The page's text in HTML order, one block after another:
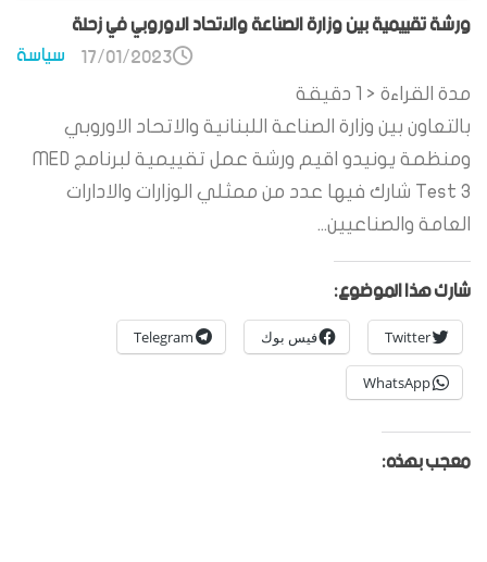
ورشة تقييمية بين وزارة الصناعة والاتحاد الاوروبي في زحلة
سياسة 17/01/2023
مدة القراءة < 1
دقيقة
بالتعاون بين وزارة الصناعة اللبنانية والاتحاد الاوروبي
ومنظمة يونيدو اقيم ورشة عمل تقييمية لبرنامج MED
Test 3 شارك فيها عدد من ممثلي الوزارات والادارات
العامة والصناعيين...
شارك هذا الموضوع:
Twitter فيس بوك Telegram
WhatsApp
معجب بهذه: